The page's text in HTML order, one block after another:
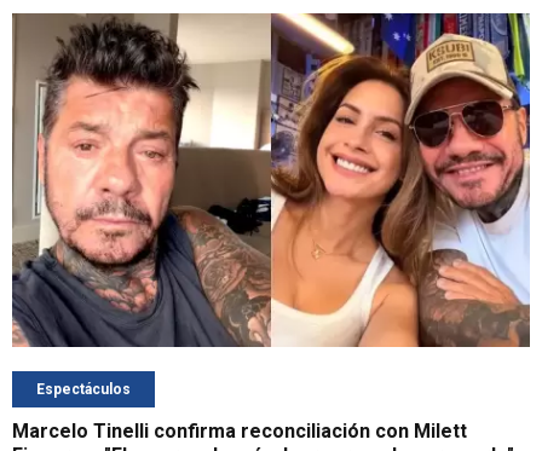
Espectáculos
Marcelo Tinelli confirma reconciliación con Milett